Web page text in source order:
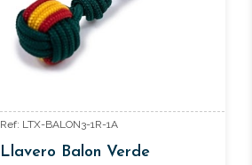
Ref: LTX-BALON3-1R-1A
Llavero Balon Verde